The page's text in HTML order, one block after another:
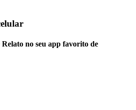
Relato no seu app favorito de